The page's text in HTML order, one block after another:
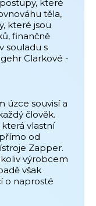
které
těla,
které jsou
finančně
souladu s
Clarkové -
úzce souvisí a
člověk.
vlastní
od
Zapper.
výrobcem
však
o naprosté